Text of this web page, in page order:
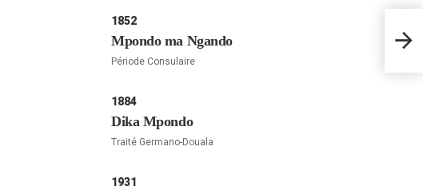
1852
Mpondo ma Ngando
Période Consulaire
1884
Dika Mpondo
Traité Germano-Douala
1931
LE